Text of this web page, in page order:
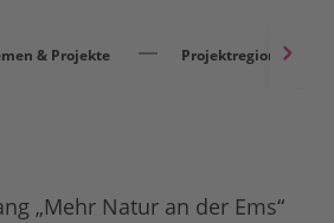
& Projekte Projektregionen
„Mehr Natur an der Ems“